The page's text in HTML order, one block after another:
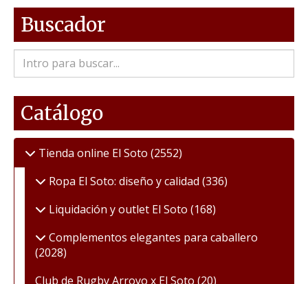
Buscador
Catálogo
Tienda online El Soto (2552)
Ropa El Soto: diseño y calidad (336)
Liquidación y outlet El Soto (168)
Complementos elegantes para caballero
(2028)
Club de Rugby Arroyo x El Soto (20)